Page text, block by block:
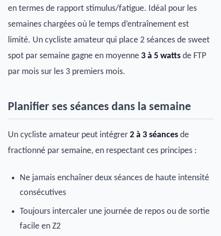
en termes de rapport stimulus/fatigue. Idéal pour les
semaines chargées où le temps d’entraînement est
limité. Un cycliste amateur qui place 2 séances de sweet
spot par semaine gagne en moyenne 3 à 5 watts de FTP
par mois sur les 3 premiers mois.
Planifier ses séances dans la semaine
Un cycliste amateur peut intégrer 2 à 3 séances de
fractionné par semaine, en respectant ces principes :
Ne jamais enchaîner deux séances de haute intensité
consécutives
Toujours intercaler une journée de repos ou de sortie
facile en Z2